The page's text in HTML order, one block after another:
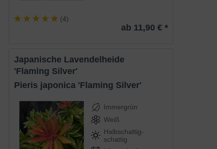
(4)
ab 11,90 € *
Japanische Lavendelheide
'Flaming Silver'
Pieris japonica 'Flaming Silver'
Immergrün
Weiß
Halbschattig-
schattig